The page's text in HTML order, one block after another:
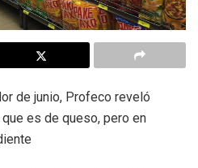
de junio, Profeco reveló
es de queso, pero en